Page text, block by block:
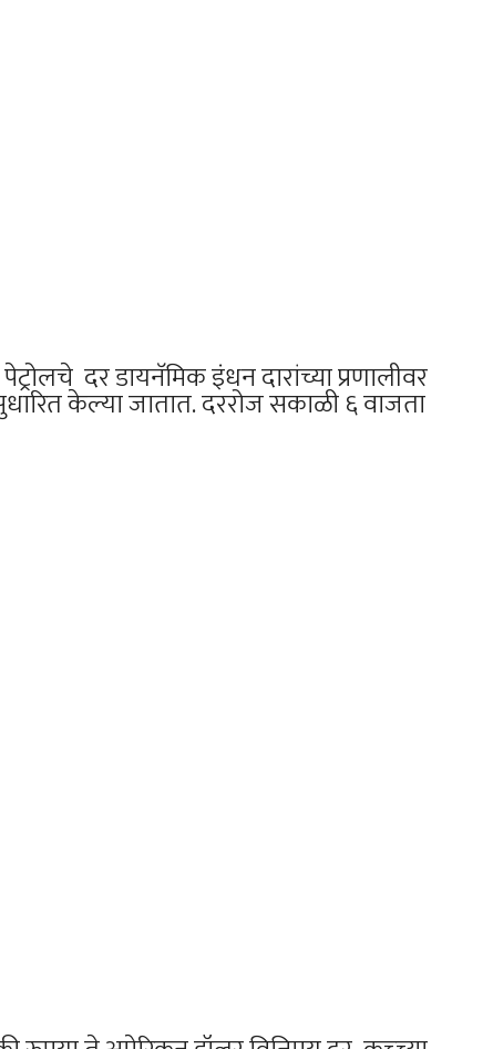
पेट्रोलचे दर डायनॅमिक इंधन दारांच्या प्रणालीवर
केल्या जातात. दररोज सकाळी ६ वाजता